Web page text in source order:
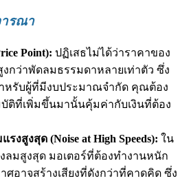
ารณา
Point): ปฏิเสธไม่ได้ว่าราคาของ
กว่าพัดลมธรรมดาหลายเท่าตัว ซึ่ง
หรับผู้ที่มีงบประมาณจำกัด คุณต้อง
ติที่เพิ่มขึ้นมานั้นคุ้มค่ากับเงินที่ต้อง
รงสูงสุด (Noise at High Speeds): ใน
ลมสูงสุด มอเตอร์ที่ต้องทำงานหนัก
ศอาจสร้างเสียงที่ดังกว่าที่คาดคิด ซึ่ง